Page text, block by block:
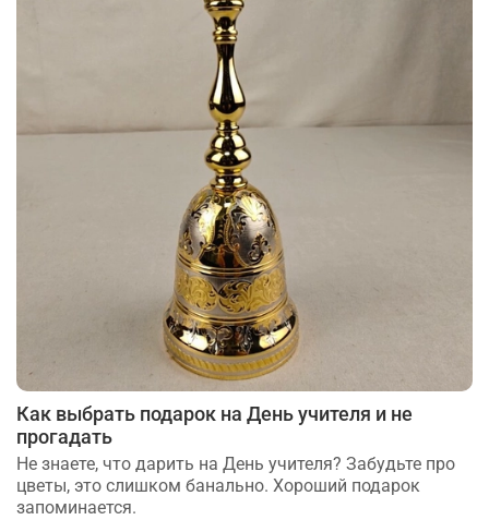
Как выбрать подарок на День учителя и не
прогадать
Не знаете, что дарить на День учителя? Забудьте про
цветы, это слишком банально. Хороший подарок
запоминается.